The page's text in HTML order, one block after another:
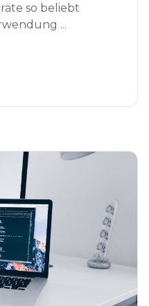
so beliebt
...